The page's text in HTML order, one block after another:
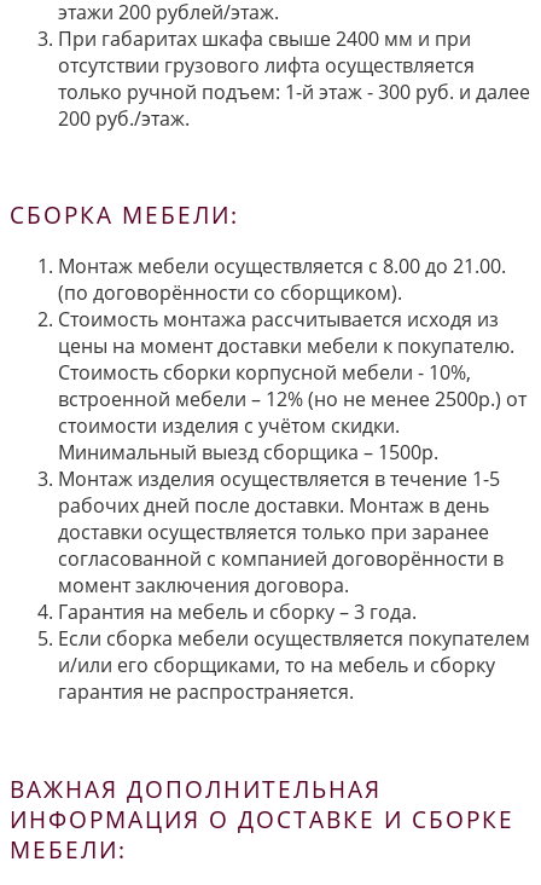
этажи 200 рублей/этаж.
При габаритах шкафа свыше 2400 мм и при
отсутствии грузового лифта осуществляется
только ручной подъем: 1-й этаж - 300 руб. и далее
200 руб./этаж.
СБОРКА МЕБЕЛИ:
Монтаж мебели осуществляется с 8.00 до 21.00.
(по договорённости со сборщиком).
Стоимость монтажа рассчитывается исходя из
цены на момент доставки мебели к покупателю.
Стоимость сборки корпусной мебели - 10%,
встроенной мебели – 12% (но не менее 2500р.) от
стоимости изделия с учётом скидки.
Минимальный выезд сборщика – 1500р.
Монтаж изделия осуществляется в течение 1-5
рабочих дней после доставки. Монтаж в день
доставки осуществляется только при заранее
согласованной с компанией договорённости в
момент заключения договора.
Гарантия на мебель и сборку – 3 года.
Если сборка мебели осуществляется покупателем
и/или его сборщиками, то на мебель и сборку
гарантия не распространяется.
ВАЖНАЯ ДОПОЛНИТЕЛЬНАЯ
ИНФОРМАЦИЯ О ДОСТАВКЕ И СБОРКЕ
МЕБЕЛИ: